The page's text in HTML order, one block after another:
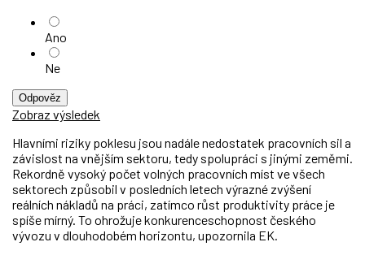
Ano
Ne
Odpověz
Zobraz výsledek
Hlavními riziky poklesu jsou nadále nedostatek pracovních sil a
závislost na vnějším sektoru, tedy spolupráci s jinými zeměmi.
Rekordně vysoký počet volných pracovních míst ve všech
sektorech způsobil v posledních letech výrazné zvýšení
reálních nákladů na práci, zatímco růst produktivity práce je
spíše mírný. To ohrožuje konkurenceschopnost českého
vývozu v dlouhodobém horizontu, upozornila EK.